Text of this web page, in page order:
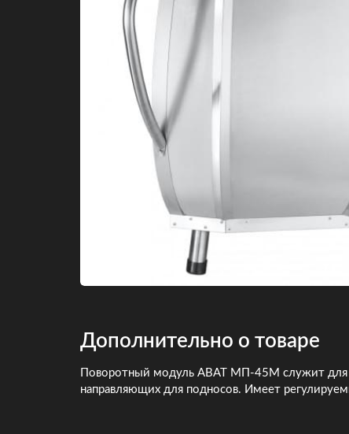
Дополнительно о товаре
Поворотный модуль ABAT МП-45М служит для
направляющих для подносов. Имеет